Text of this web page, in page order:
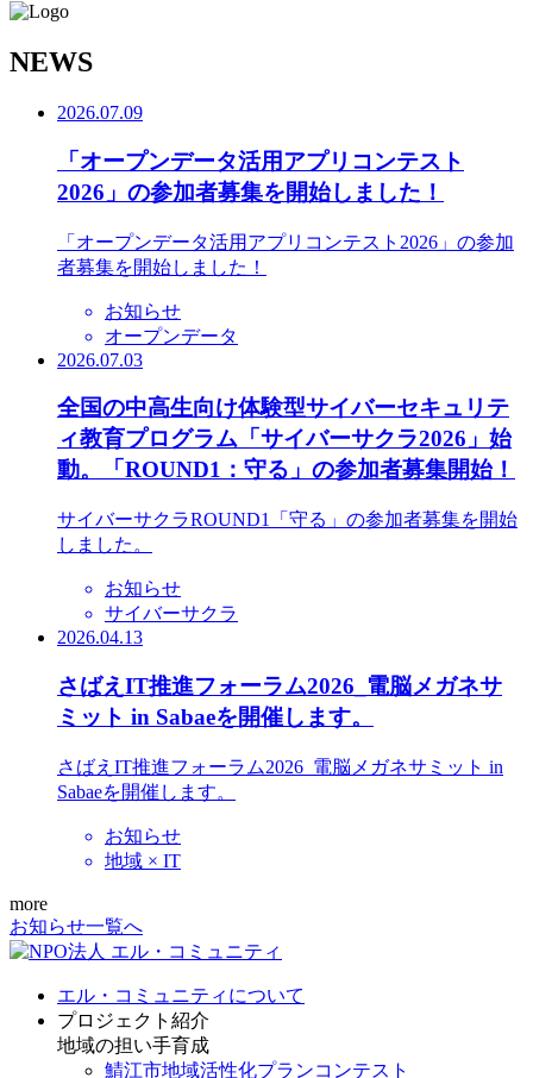
NEWS
2026.07.09
「オープンデータ活用アプリコンテスト
2026」の参加者募集を開始しました！
「オープンデータ活用アプリコンテスト2026」の参加
者募集を開始しました！
お知らせ
オープンデータ
2026.07.03
全国の中高生向け体験型サイバーセキュリテ
ィ教育プログラム「サイバーサクラ2026」始
動。「ROUND1：守る」の参加者募集開始！
サイバーサクラROUND1「守る」の参加者募集を開始
しました。
お知らせ
サイバーサクラ
2026.04.13
さばえIT推進フォーラム2026_電脳メガネサ
ミット in Sabaeを開催します。
さばえIT推進フォーラム2026_電脳メガネサミット in
Sabaeを開催します。
お知らせ
地域 × IT
more
お知らせ一覧へ
エル・コミュニティについて
プロジェクト紹介
地域の担い手育成
鯖江市地域活性化プランコンテスト